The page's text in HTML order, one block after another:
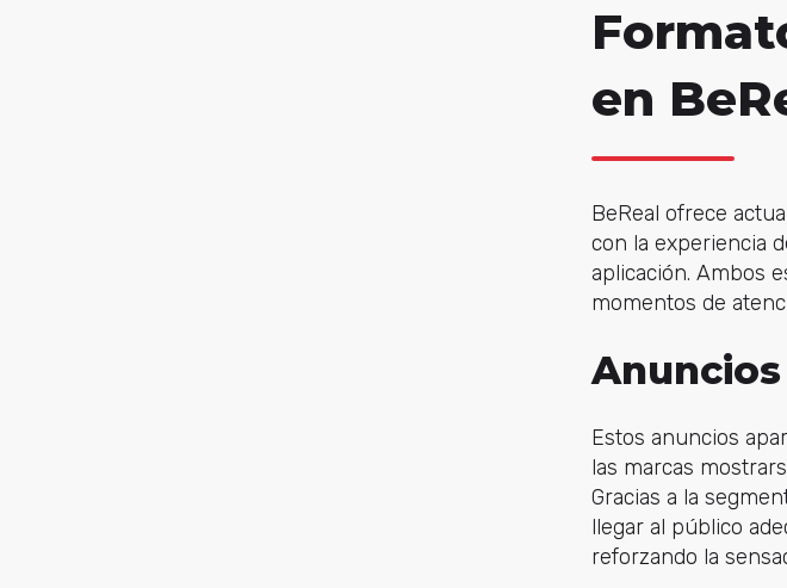
en
BeReal ofrece
con la experiencia
aplicación. Ambos
momentos de
Estos anuncios
las marcas
Gracias a la
llegar al público
reforzando la